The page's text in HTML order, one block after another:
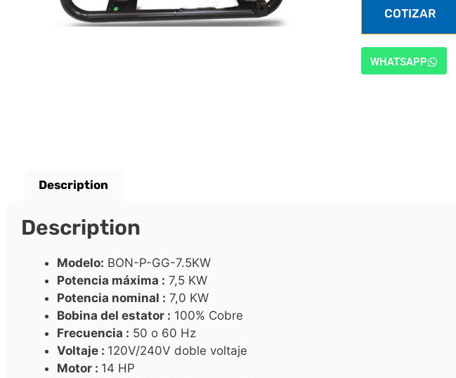
COTIZAR
WHATSAPP
Description
Description
Modelo: BON-P-GG-7.5KW
Potencia máxima : 7,5 KW
Potencia nominal : 7,0 KW
Bobina del estator : 100% Cobre
Frecuencia : 50 o 60 Hz
Voltaje : 120V/240V doble voltaje
Motor : 14 HP